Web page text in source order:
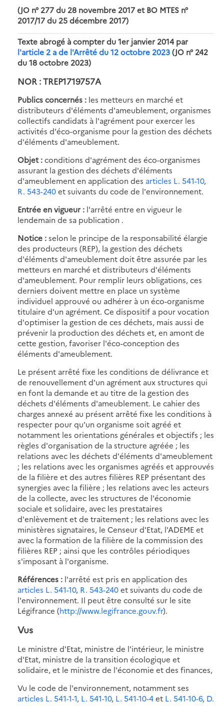
(JO n° 277 du 28 novembre 2017 et BO MTES n°
2017/17 du 25 décembre 2017)
Texte abrogé à compter du 1er janvier 2014 par
l'article 2 a de l'Arrêté du 12 octobre 2023(JO n° 242
du 18 octobre 2023)
NOR : TREP1719757A
Publics concernés : les metteurs en marché et
distributeurs d'éléments d'ameublement, organismes
collectifs candidats à l'agrément pour exercer les
activités d'éco-organisme pour la gestion des déchets
d'éléments d'ameublement.
Objet :conditions d'agrément des éco-organismes
assurant la gestion des déchets d'éléments
d'ameublement en application des articles L. 541-10,
R. 543-240et suivants du code de l'environnement.
Entrée en vigueur : l'arrêté entre en vigueur le
lendemain de sa publication .
Notice :selon le principe de la responsabilité élargie
des producteurs (REP), la gestion des déchets
d'éléments d'ameublement doit être assurée par les
metteurs en marché et distributeurs d'éléments
d'ameublement. Pour remplir leurs obligations, ces
derniers doivent mettre en place un système
individuel approuvé ou adhérer à un éco-organisme
titulaire d'un agrément. Ce dispositif a pour vocation
d'optimiser la gestion de ces déchets, mais aussi de
prévenir la production des déchets et, en amont de
cette gestion, favoriser l'éco-conception des
éléments d'ameublement.
Le présent arrêté fixe les conditions de délivrance et
de renouvellement d'un agrément aux structures qui
en font la demande et au titre de la gestion des
déchets d'éléments d'ameublement. Le cahier des
charges annexé au présent arrêté fixe les conditions à
respecter pour qu'un organisme soit agréé et
notamment les orientations générales et objectifs ; les
règles d'organisation de la structure agréée ; les
relations avec les déchets d'éléments d'ameublement
; les relations avec les organismes agréés et approuvés
de la filière et des autres filières REP présentant des
synergies avec la filière ; les relations avec les acteurs
de la collecte, avec les structures de l'économie
sociale et solidaire, avec les prestataires
d'enlèvement et de traitement ; les relations avec les
ministères signataires, le Censeur d'Etat, l'ADEME et
avec la formation de la filière de la commission des
filières REP ; ainsi que les contrôles périodiques
s'imposant à l'organisme.
Références : l'arrêté est pris en application des
articles L. 541-10, R. 543-240et suivants du code de
l'environnement. Il peut être consulté sur le site
Légifrance (http://www.legifrance.gouv.fr).
Vus
Le ministre d'Etat, ministre de l'intérieur, le ministre
d'Etat, ministre de la transition écologique et
solidaire, et le ministre de l'économie et des finances,
Vu le code de l'environnement, notamment ses
articles L. 541-1-1, L. 541-10, L. 541-10-4et L. 541-10-6, D.